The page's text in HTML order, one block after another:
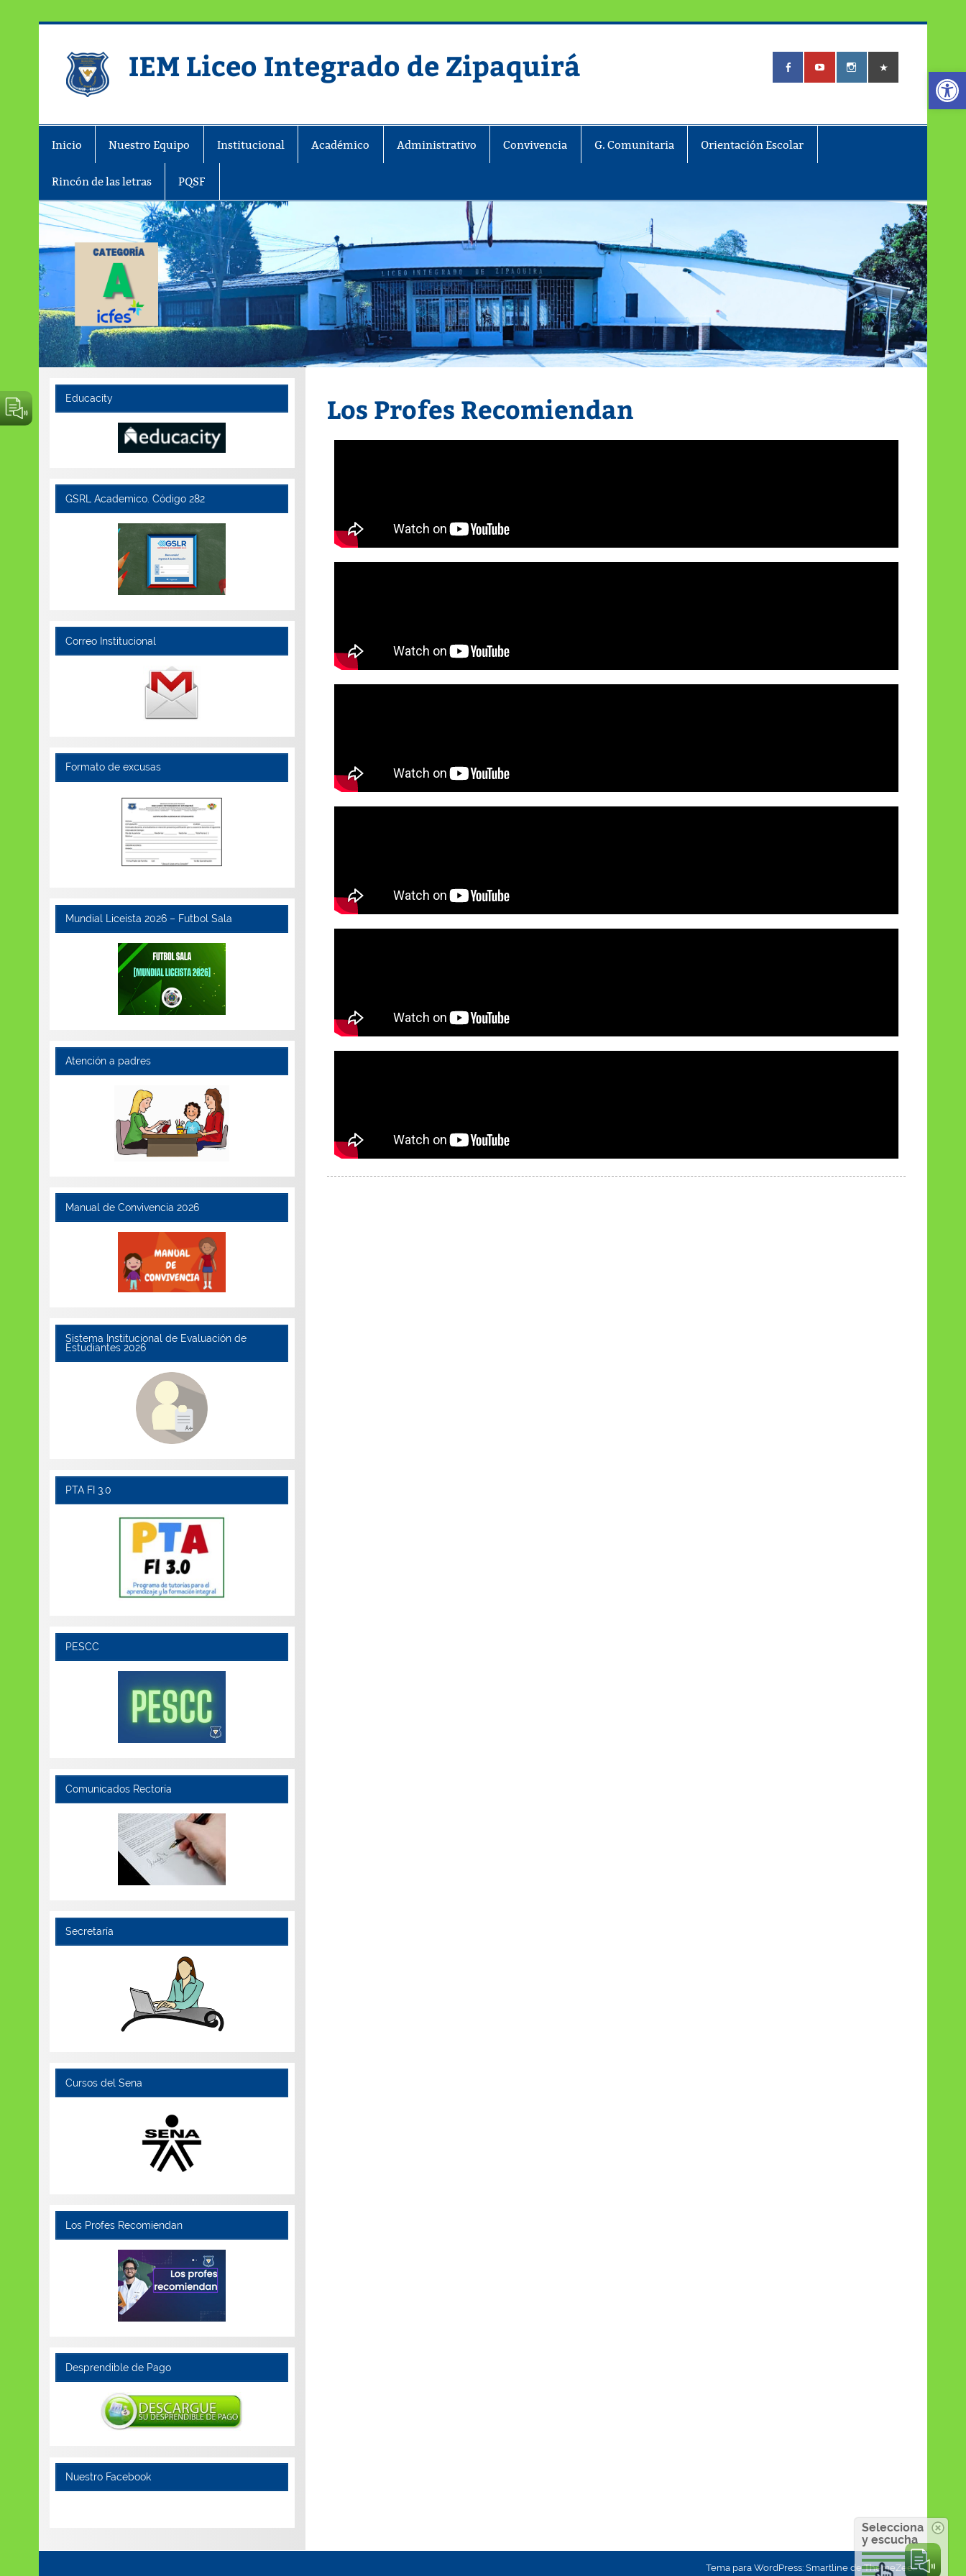
Abrir
IEM Liceo Integrado de Zipaquirá
Inicio Nuestro Equipo Institucional Académico Administrativo Convivencia G. Comunitaria Orientación Escolar
Rincón de las letras PQSF
Los Profes Recomiendan
Educacity
GSRL Academico. Código 282
Correo Institucional
Formato de excusas
Mundial Liceista 2026 – Futbol Sala
Atención a padres
Manual de Convivencia 2026
Sistema Institucional de Evaluación de
Estudiantes 2026
PTA FI 3.0
PESCC
Comunicados Rectoría
Secretaría
Cursos del Sena
Los Profes Recomiendan
Desprendible de Pago
Nuestro Facebook
Tema para WordPress: Smartline de ThemeZee.
Selecciona
y escucha